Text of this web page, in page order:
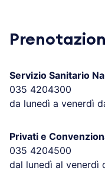
Servizio Sanitario
035 4204300
da lunedì a venerdì
Privati e
035 4204500
dal lunedì al venerdì